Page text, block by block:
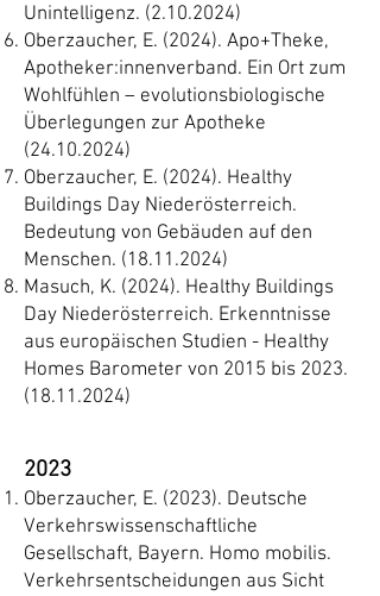
Unintelligenz. (2.10.2024)
Oberzaucher, E. (2024). Apo+Theke,
Apotheker:innenverband. Ein Ort zum
Wohlfühlen – evolutionsbiologische
Überlegungen zur Apotheke
(24.10.2024)
Oberzaucher, E. (2024). Healthy
Buildings Day Niederösterreich.
Bedeutung von Gebäuden auf den
Menschen. (18.11.2024)
Masuch, K. (2024). Healthy Buildings
Day Niederösterreich. Erkenntnisse
aus europäischen Studien - Healthy
Homes Barometer von 2015 bis 2023.
(18.11.2024)
2023
Oberzaucher, E. (2023). Deutsche
Verkehrswissenschaftliche
Gesellschaft, Bayern. Homo mobilis.
Verkehrsentscheidungen aus Sicht